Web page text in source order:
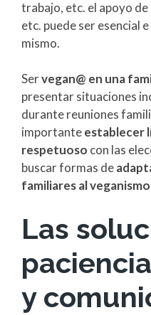
trabajo, etc. el apoyo
etc. puede ser esencial
mismo.
Servegan@ en una
presentar situaciones
durante reuniones
importanteestablecer
respetuoso con las
buscar formas de
familiares al
Las
y